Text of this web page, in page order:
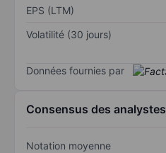
EPS (LTM)
Volatilité (30 jours)
Données fournies par
Consensus des analystes
Notation moyenne